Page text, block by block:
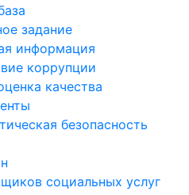
задание
информация
коррупции
качества
безопасность
социальных услуг